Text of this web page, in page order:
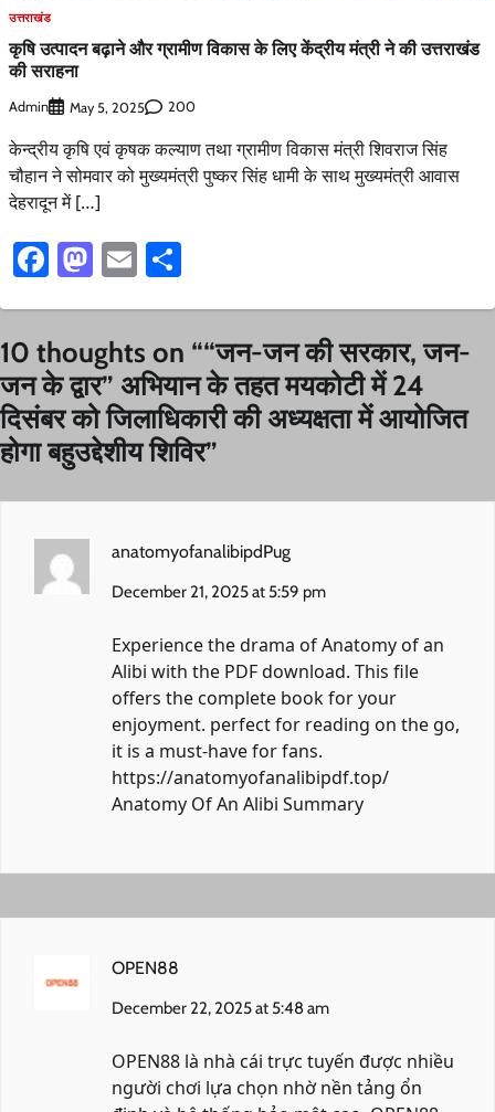
उत्तराखंड
कृषि उत्पादन बढ़ाने और ग्रामीण विकास के लिए केंद्रीय मंत्री ने की उत्तराखंड
की सराहना
Admin May 5, 2025 200
केन्द्रीय कृषि एवं कृषक कल्याण तथा ग्रामीण विकास मंत्री शिवराज सिंह
चौहान ने सोमवार को मुख्यमंत्री पुष्कर सिंह धामी के साथ मुख्यमंत्री आवास
देहरादून में […]
Facebook
Mastodon
Email
10 thoughts on ““जन-जन की सरकार, जन-
जन के द्वार” अभियान के तहत मयकोटी में 24
दिसंबर को जिलाधिकारी की अध्यक्षता में आयोजित
होगा बहुउद्देशीय शिविर”
anatomyofanalibipdPug
December 21, 2025 at 5:59 pm
Experience the drama of Anatomy of an
Alibi with the PDF download. This file
offers the complete book for your
enjoyment. perfect for reading on the go,
it is a must-have for fans.
https://anatomyofanalibipdf.top/
Anatomy Of An Alibi Summary
OPEN88
December 22, 2025 at 5:48 am
OPEN88 là nhà cái trực tuyến được nhiều
người chơi lựa chọn nhờ nền tảng ổn